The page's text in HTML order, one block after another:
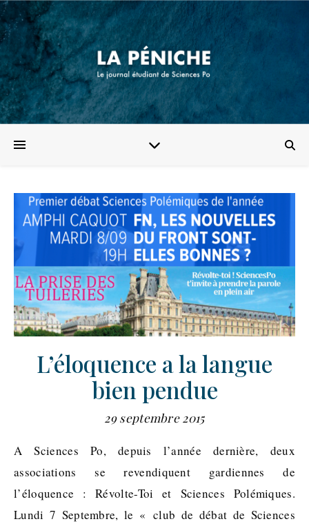
L’éloquence a la langue
bien pendue
29 septembre 2015
A Sciences Po, depuis l’année dernière, deux
associations se revendiquent gardiennes de
l’éloquence : Révolte-Toi et Sciences Polémiques.
Lundi 7 Septembre, le « club de débat de Sciences